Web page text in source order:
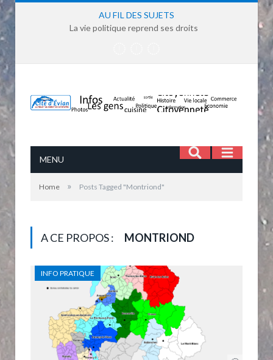
AU FIL DES SUJETS
La vie politique reprend ses droits
MENU
Home » Posts Tagged "Montriond"
A CE PROPOS : MONTRIOND
INFO PRATIQUE